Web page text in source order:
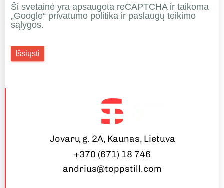
Ši svetainė yra apsaugota reCAPTCHA ir taikoma
„Google“ privatumo politika ir paslaugų teikimo
sąlygos.
Išsiųsti
Jovarų g. 2A, Kaunas, Lietuva
+370 (671) 18 746
andrius@toppstill.com